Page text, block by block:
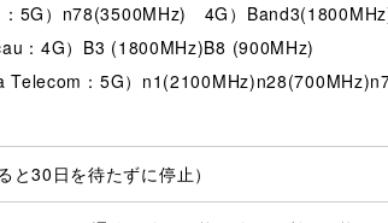
：5G）n78(3500MHz) 4G）
）B3 (1800MHz)B8 (900MHz)
：5G）
と30日を待たずに停止）